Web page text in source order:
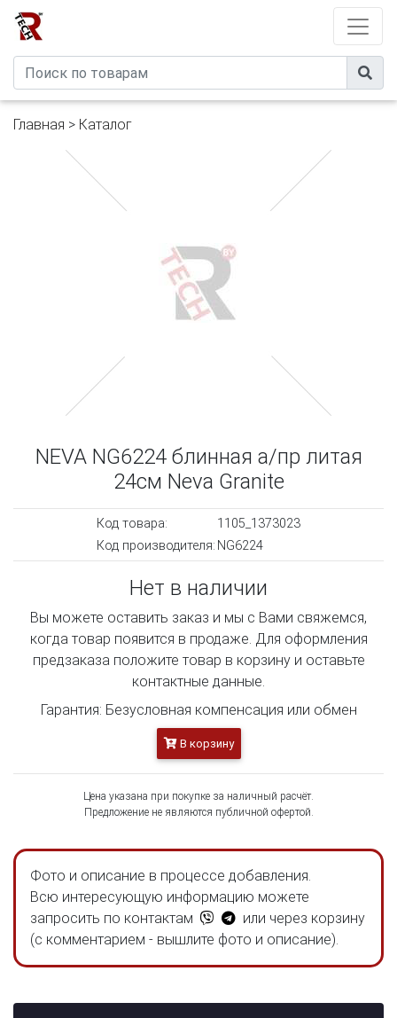
Главная > Каталог
NEVA NG6224 блинная а/пр литая
24см Neva Granite
Код товара:
1105_1373023
Код производителя: NG6224
Нет в наличии
Вы можете оставить заказ и мы с Вами свяжемся,
когда товар появится в продаже. Для оформления
предзаказа положите товар в корзину и оставьте
контактные данные.
Гарантия: Безусловная компенсация или обмен
В корзину
Цена указана при покупке за наличный расчёт.
Предложение не являются публичной офертой.
Фото и описание в процессе добавления.
Всю интересующую информацию можете
запросить по контактам
или через корзину
(с комментарием - вышлите фото и описание).